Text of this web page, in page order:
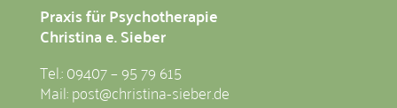
Praxis für Psychotherapie
Christina e. Sieber
Tel.: 09407 – 95 79 615
Mail:post@christina-sieber.de